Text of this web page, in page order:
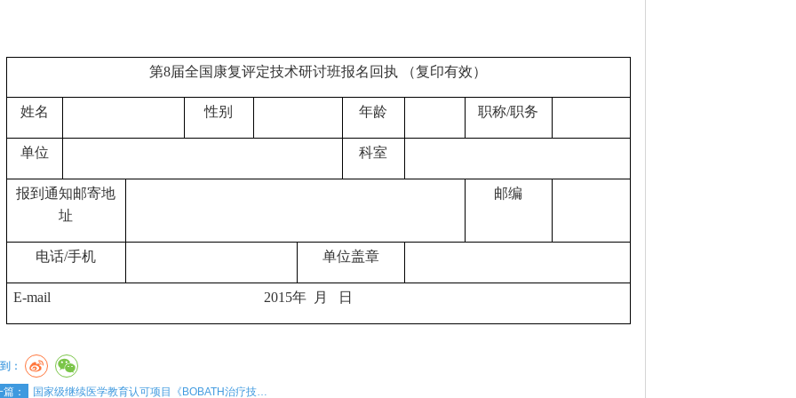
第8届全国康复评定技术研讨班报名回执 （复印有效）
姓名 性别 年龄 职称/职务
单位 科室
报到通知邮寄地
址
邮编
电话/手机 单位盖章
E-mail 2015年 月 日
：
： 国家级继续医学教育认可项目《BOBATH治疗技…